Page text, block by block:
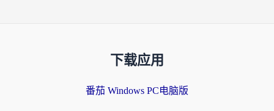
下载应用
番茄 Windows PC电脑版